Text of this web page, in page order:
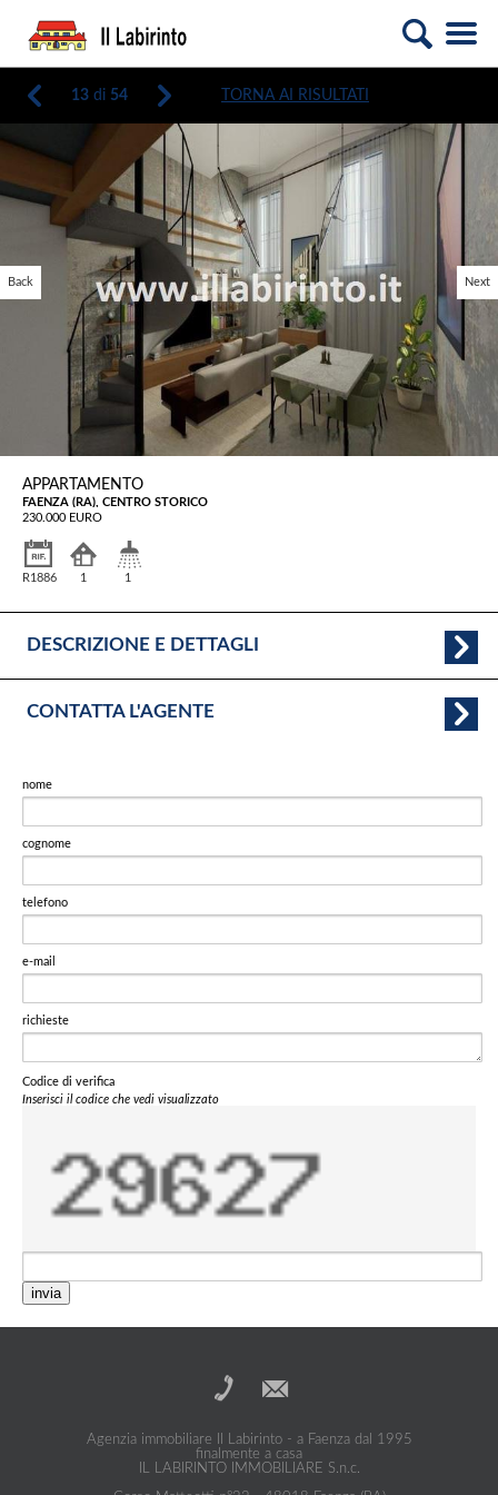
13 di 54 TORNA AI RISULTATI
Back Next
APPARTAMENTO
FAENZA (RA), CENTRO STORICO
230.000 EURO
R1886 1 1
DESCRIZIONE E DETTAGLI
CONTATTA L'AGENTE
nome
cognome
telefono
e-mail
richieste
Codice di verifica
Inserisci il codice che vedi visualizzato
invia
Agenzia immobiliare Il Labirinto - a Faenza dal 1995
finalmente a casa
IL LABIRINTO IMMOBILIARE S.n.c.